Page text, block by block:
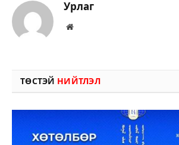
Урлаг
Вэбсайт
ТӨСТЭЙ НИЙТЛЭЛ